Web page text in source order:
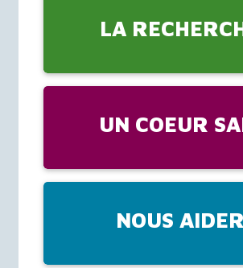
LA
UN COEUR
NOUS AIDER